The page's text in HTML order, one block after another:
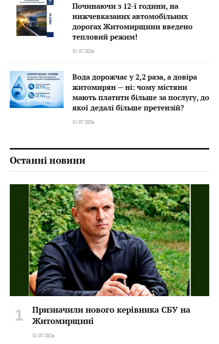
Починаючи з 12-ї години, на
нижчевказаних автомобільних
дорогах Житомирщини введено
тепловий режим!
31.07.2026
Вода дорожчає у 2,2 раза, а довіра
житомирян — ні: чому містяни
мають платити більше за послугу, до
якої дедалі більше претензій?
31.07.2026
Останні новини
Призначили нового керівника СБУ на
Житомирщині
31.07.2026